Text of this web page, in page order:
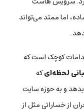
اما ممتد می‌تواند
کوچک است که
لحظه‌ایکه
بدهد و به حوزه سایت
از خساراتی مثل از